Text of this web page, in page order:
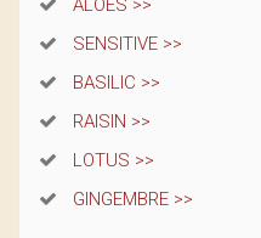
ALOES >>
SENSITIVE >>
BASILIC >>
RAISIN >>
LOTUS >>
GINGEMBRE >>